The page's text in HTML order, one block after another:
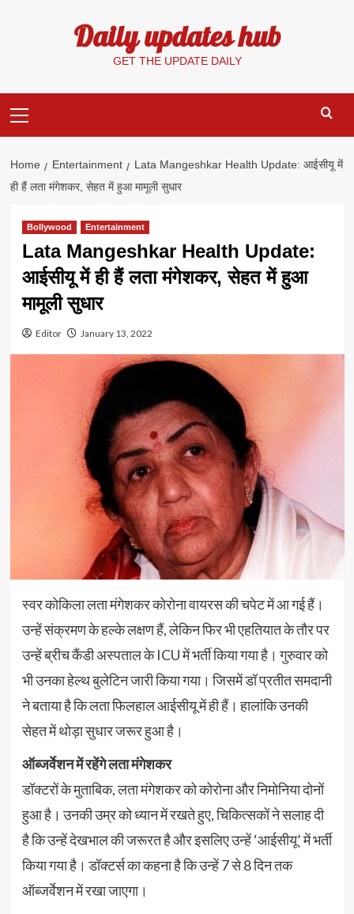
Daily updates hub
GET THE UPDATE DAILY
Menu
Home Entertainment
Lata Mangeshkar Health Update: आईसीयू में
ही हैं लता मंगेशकर, सेहत में हुआ मामूली सुधार
Bollywood Entertainment
Lata Mangeshkar Health Update:
आईसीयू में ही हैं लता मंगेशकर, सेहत में हुआ
मामूली सुधार
Editor January 13, 2022
स्वर कोकिला लता मंगेशकर कोरोना वायरस की चपेट में आ गई हैं।
उन्हें संक्रमण के हल्के लक्षण हैं, लेकिन फिर भी एहतियात के तौर पर
उन्हें ब्रीच कैंडी अस्पताल के ICU में भर्ती किया गया है। गुरुवार को
भी उनका हेल्थ बुलेटिन जारी किया गया। जिसमें डॉ प्रतीत समदानी
ने बताया है कि लता फिलहाल आईसीयू में ही हैं। हालांकि उनकी
सेहत में थोड़ा सुधार जरूर हुआ है।
ऑब्जर्वेशन में रहेंगे लता मंगेशकर
डॉक्टरों के मुताबिक, लता मंगेशकर को कोरोना और निमोनिया दोनों
हुआ है। उनकी उम्र को ध्यान में रखते हुए, चिकित्सकों ने सलाह दी
है कि उन्हें देखभाल की जरूरत है और इसलिए उन्हें ‘आईसीयू’ में भर्ती
किया गया है। डॉक्टर्स का कहना है कि उन्हें 7 से 8 दिन तक
ऑब्जर्वेशन में रखा जाएगा।